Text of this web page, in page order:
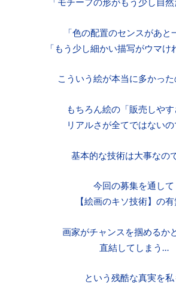
「色の配置のセンスがあと
「もう少し細かい描写がウマけ
こういう絵が本当に多かった
もちろん絵の「販売しや
リアルさが全てではない
基本的な技術は大事なの
今回の募集を通して
【絵画のキソ技術】の
画家がチャンスを掴めるか
直結してしまう…
という残酷な真実を私